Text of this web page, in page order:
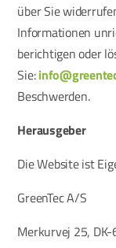
über Sie
Informationen
berichtigen oder
Sie:
Beschwerden.
Herausgeber
Die Website ist
GreenTec A/S
Merkurvej 25,